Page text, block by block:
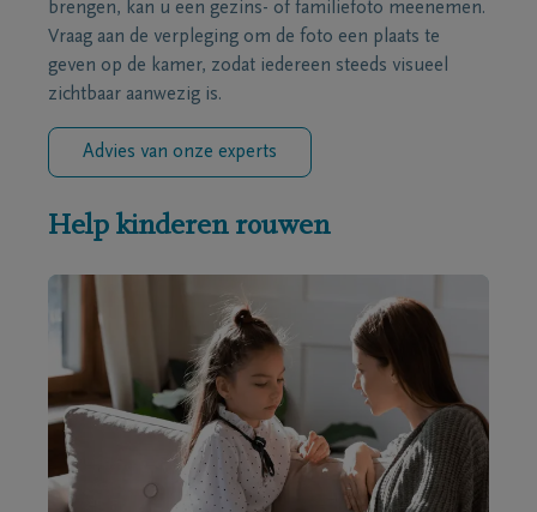
brengen, kan u een gezins- of familiefoto meenemen.
Vraag aan de verpleging om de foto een plaats te
geven op de kamer, zodat iedereen steeds visueel
zichtbaar aanwezig is.
Advies van onze experts
Help kinderen rouwen